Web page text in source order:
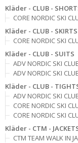
Kläder - CLUB -
CORE NORDIC SKI
Kläder - CLUB - SKIRTS
CORE NORDIC SKI
Kläder - CLUB - SUITS
ADV NORDIC SKI
ADV NORDIC SKI
Kläder - CLUB -
ADV NORDIC SKI
CORE NORDIC SKI
CORE NORDIC SKI
Kläder - CTM -
CTM TEAM WALK IN